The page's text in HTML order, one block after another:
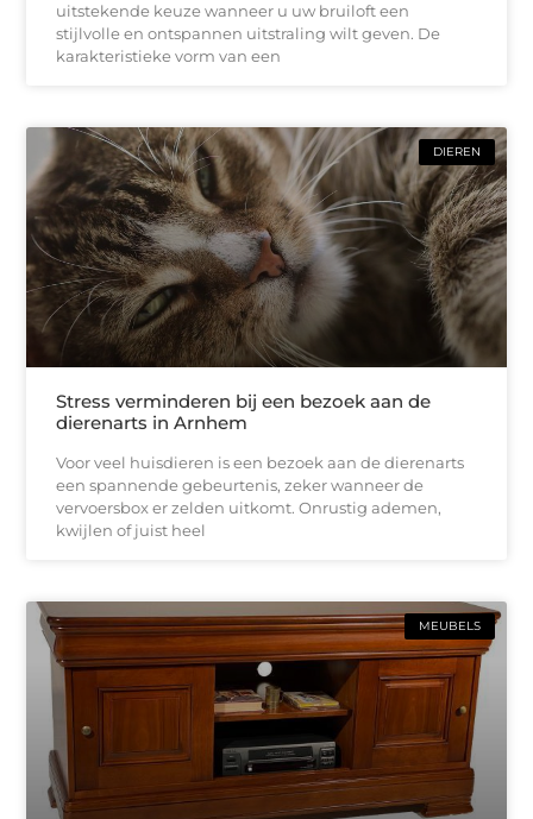
uitstekende keuze wanneer u uw bruiloft een
stijlvolle en ontspannen uitstraling wilt geven. De
karakteristieke vorm van een
DIEREN
Stress verminderen bij een bezoek aan de
dierenarts in Arnhem
Voor veel huisdieren is een bezoek aan de dierenarts
een spannende gebeurtenis, zeker wanneer de
vervoersbox er zelden uitkomt. Onrustig ademen,
kwijlen of juist heel
MEUBELS